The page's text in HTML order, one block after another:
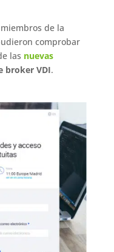
de la
comprobar
las nuevas
broker VDI.